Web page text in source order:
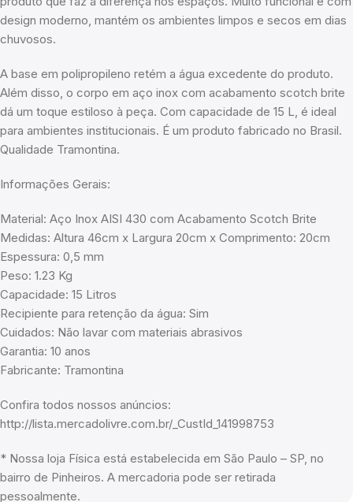
design moderno, mantém os ambientes limpos e secos em dias
chuvosos.
A base em polipropileno retém a água excedente do produto.
Além disso, o corpo em aço inox com acabamento scotch brite
dá um toque estiloso à peça. Com capacidade de 15 L, é ideal
para ambientes institucionais. É um produto fabricado no Brasil.
Qualidade Tramontina.
Informações Gerais:
Material: Aço Inox AISI 430 com Acabamento Scotch Brite
Medidas: Altura 46cm x Largura 20cm x Comprimento: 20cm
Espessura: 0,5 mm
Peso: 1.23 Kg
Capacidade: 15 Litros
Recipiente para retenção da água: Sim
Cuidados: Não lavar com materiais abrasivos
Garantia: 10 anos
Fabricante: Tramontina
Confira todos nossos anúncios:
http://lista.mercadolivre.com.br/_CustId_141998753
* Nossa loja Física está estabelecida em São Paulo – SP, no
bairro de Pinheiros. A mercadoria pode ser retirada
pessoalmente.